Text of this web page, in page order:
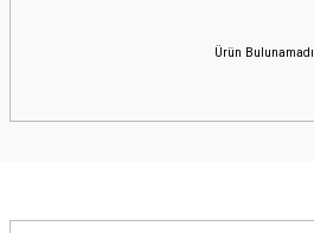
Ürün Bulunamadı.